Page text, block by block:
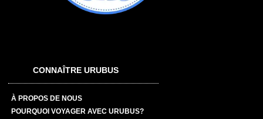
CONNAÎTRE URUBUS
À PROPOS DE NOUS
POURQUOI VOYAGER AVEC URUBUS?